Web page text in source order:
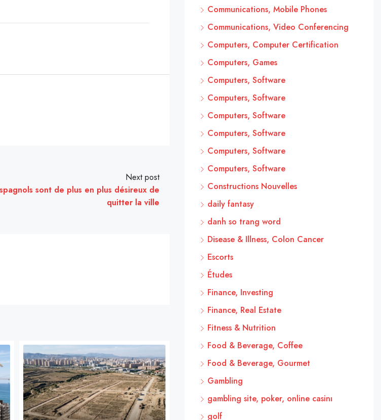
Next post
sont de plus en plus désireux de
quitter la ville
Communications, Mobile Phones
Communications, Video Conferencing
Computers, Computer Certification
Computers, Games
Computers, Software
Computers, Software
Computers, Software
Computers, Software
Computers, Software
Computers, Software
Constructions Nouvelles
daily fantasy
danh so trang word
Disease & Illness, Colon Cancer
Escorts
Études
Finance, Investing
Finance, Real Estate
Fitness & Nutrition
Food & Beverage, Coffee
Food & Beverage, Gourmet
Gambling
gambling site, poker, online casinı
golf